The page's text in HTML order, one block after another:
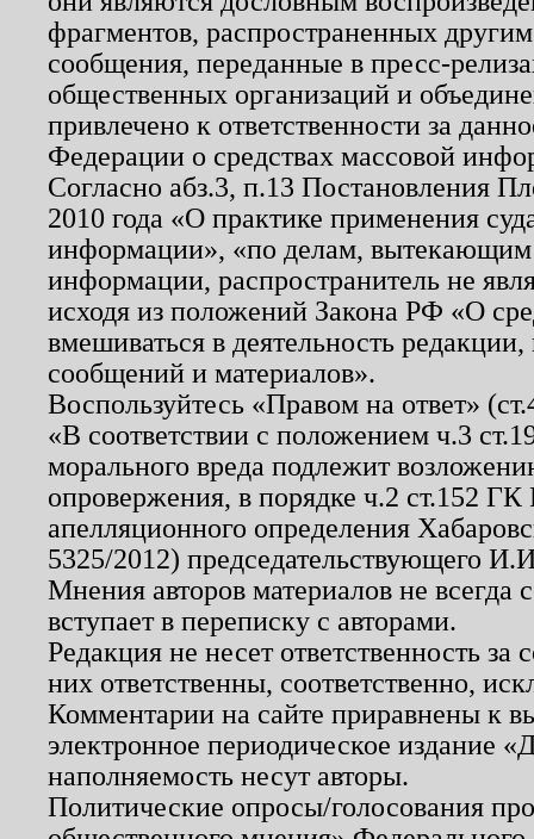
фрагментов, распространенных
сообщения, переданные в пресс-
общественных организаций и
привлечено к ответственности за
Федерации о средствах массовой
Согласно абз.3, п.13 Постановления
2010 года «О практике применения
информации», «по делам, вытекающим
информации, распространитель не
исходя из положений Закона РФ «О
вмешиваться в деятельность
сообщений и материалов».
Воспользуйтесь «Правом на ответ»
«В соответствии с положением ч.3
морального вреда подлежит
опровержения, в порядке ч.2 ст.152
апелляционного определения
5325/2012) председательствующего
Мнения авторов материалов не
вступает в переписку с авторами.
Редакция не несет ответственность
них ответственны, соответственно,
Комментарии на сайте приравнены к
электронное периодическое издание
наполняемость несут авторы.
Политические опросы/голосования